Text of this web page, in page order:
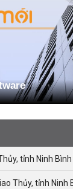
tỉnh Ninh Bình
Thủy, tỉnh Ninh